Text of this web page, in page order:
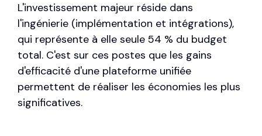
L'investissement majeur réside dans
l'ingénierie (implémentation et intégrations),
qui représente à elle seule 54 % du budget
total. C'est sur ces postes que les gains
d'efficacité d'une plateforme unifiée
permettent de réaliser les économies les plus
significatives.